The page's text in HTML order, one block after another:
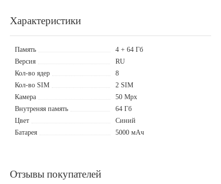
Характеристики
Память
4 + 64 Гб
Версия
RU
Кол-во ядер
8
Кол-во SIM
2 SIM
Камера
50 Mpx
Внутреняя память
64 Гб
Цвет
Синий
Батарея
5000 мАч
Отзывы покупателей